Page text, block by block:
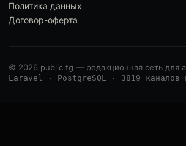
Политика данных
Договор-оферта
© 2026 public.tg — редакционная сеть для
Laravel · PostgreSQL · 3819 каналов